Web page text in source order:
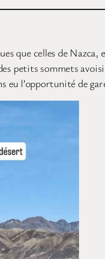
que celles de Nazca,
petits sommets
eu l’opportunité de